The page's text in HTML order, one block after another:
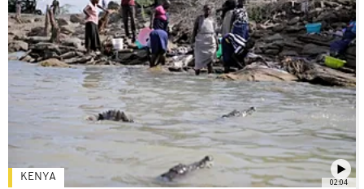
02:04
KENYA